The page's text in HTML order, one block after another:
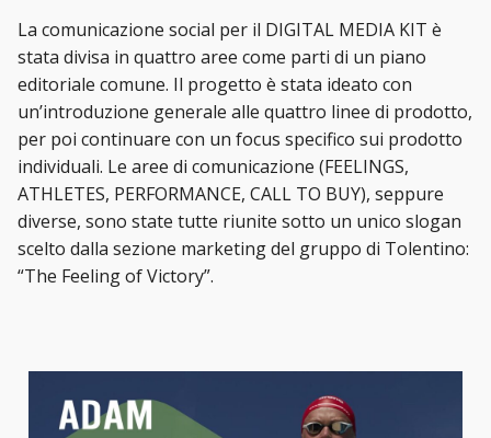
La comunicazione social per il DIGITAL MEDIA KIT è
stata divisa in quattro aree come parti di un piano
editoriale comune. Il progetto è stata ideato con
un’introduzione generale alle quattro linee di prodotto,
per poi continuare con un focus specifico sui prodotto
individuali. Le aree di comunicazione (FEELINGS,
ATHLETES, PERFORMANCE, CALL TO BUY), seppure
diverse, sono state tutte riunite sotto un unico slogan
scelto dalla sezione marketing del gruppo di Tolentino:
“The Feeling of Victory”.